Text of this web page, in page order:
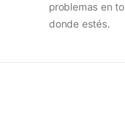
problemas en
donde estés.